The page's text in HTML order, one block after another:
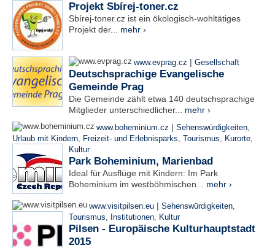
Projekt Sbírej-toner.cz
Sbírej-toner.cz ist ein ökologisch-wohltätiges
Projekt der... mehr ›
www.evprag.cz | Gesellschaft
Deutschsprachige Evangelische
Gemeinde Prag
Die Gemeinde zählt etwa 140 deutschsprachige
Mitglieder unterschiedlicher... mehr ›
www.boheminium.cz | Sehenswürdigkeiten,
Urlaub mit Kindern, Freizeit- und Erlebnisparks, Tourismus, Kurorte,
Kultur
Park Boheminium, Marienbad
Ideal für Ausflüge mit Kindern: Im Park
Boheminium im westböhmischen... mehr ›
www.visitpilsen.eu | Sehenswürdigkeiten,
Tourismus, Institutionen, Kultur
Pilsen - Europäische Kulturhauptstadt
2015